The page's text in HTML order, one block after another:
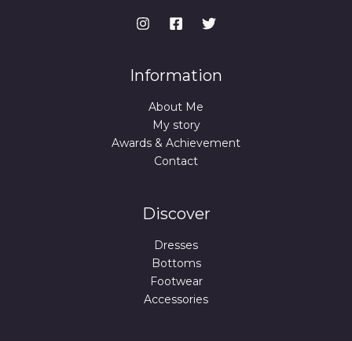
Information
About Me
My story
Awards & Achievement
Contact
Discover
Dresses
Bottoms
Footwear
Accessories